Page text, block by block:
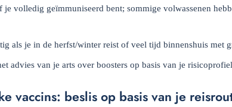
je volledig geïmmuniseerd bent; sommige volwassenen
als je in de herfst/winter reist of veel tijd binnenshuis met
advies van je arts over boosters op basis van je
vaccins: beslis op basis van je